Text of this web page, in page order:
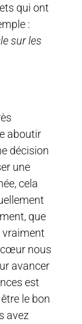
qui ont
:
sur les
aboutir
décision
une
cela
que
vraiment
cœur nous
avancer
est
le bon
avez